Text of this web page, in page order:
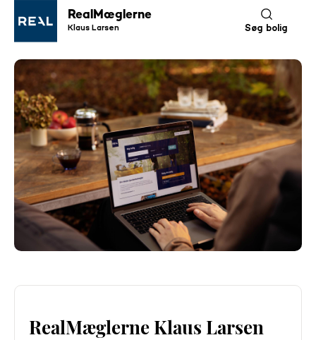
RealMæglerne
Klaus Larsen Søg bolig
RealMæglerne Klaus Larsen